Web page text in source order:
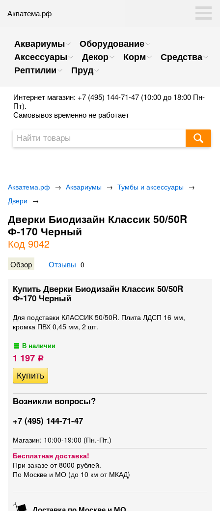
Акватема.рф
Аквариумы
Оборудование
Аксессуары
Декор Корм
Средства
Рептилии
Пруд
Интернет магазин: +7 (495) 144-71-47 (10:00 до 18:00 Пн-
Пт).
Самовывоз временно не работает
Акватема.рф → Аквариумы → Тумбы и аксессуары →
Двери →
Дверки Биодизайн Классик 50/50R
Ф-170 Черный
Код 9042
Обзор Отзывы 0
Купить Дверки Биодизайн Классик 50/50R
Ф-170 Черный
Для подставки КЛАССИК 50/50R. Плита ЛДСП 16 мм,
кромка ПВХ 0,45 мм, 2 шт.
В наличии
1 197 Р
Возникли вопросы?
+7 (495) 144-71-47
Магазин: 10:00-19:00 (Пн.-Пт.)
Бесплатная доставка!
При заказе от 8000 рублей.
По Москве и МО (до 10 км от МКАД)